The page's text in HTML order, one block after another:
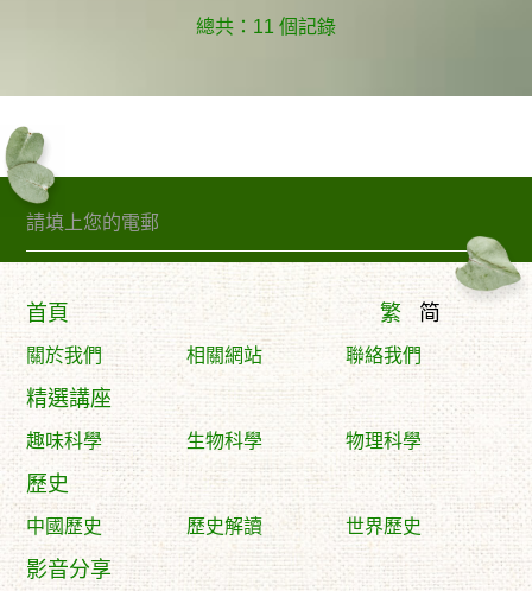
總共：11 個記錄
訂閱精句
首頁 简
繁
關於我們 相關網站 聯絡我們
精選講座
趣味科學 生物科學 物理科學
歷史
中國歷史 歷史解讀 世界歷史
影音分享